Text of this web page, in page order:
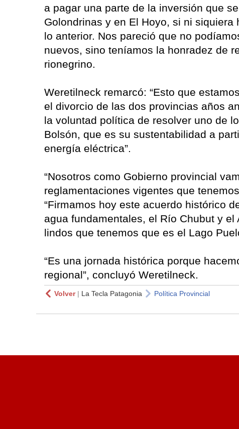
a pagar una parte de la inversión que
Golondrinas y en El Hoyo, si ni
lo anterior. Nos pareció que no
nuevos, sino teníamos la honradez de
rionegrino.
Weretilneck remarcó: “Esto que
el divorcio de las dos provincias años
la voluntad política de resolver uno de
Bolsón, que es su sustentabilidad a
energía eléctrica”.
“Nosotros como Gobierno provincial
reglamentaciones vigentes que
“Firmamos hoy este acuerdo histórico
agua fundamentales, el Río Chubut y
lindos que tenemos que es el Lago
“Es una jornada histórica porque
regional”, concluyó Weretilneck.
Volver| La Tecla Patagonia Política Provincial